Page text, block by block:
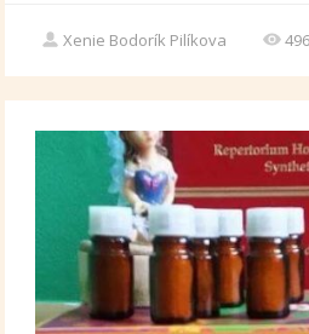
Xenie Bodorík Pilíkova